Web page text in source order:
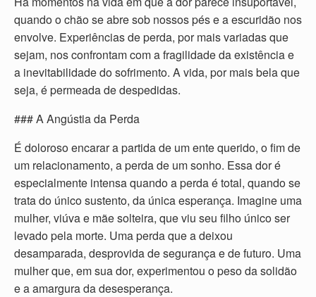
quando o chão se abre sob nossos pés e a escuridão nos
envolve. Experiências de perda, por mais variadas que
sejam, nos confrontam com a fragilidade da existência e
a inevitabilidade do sofrimento. A vida, por mais bela que
seja, é permeada de despedidas.
### A Angústia da Perda
É doloroso encarar a partida de um ente querido, o fim de
um relacionamento, a perda de um sonho. Essa dor é
especialmente intensa quando a perda é total, quando se
trata do único sustento, da única esperança. Imagine uma
mulher, viúva e mãe solteira, que viu seu filho único ser
levado pela morte. Uma perda que a deixou
desamparada, desprovida de segurança e de futuro. Uma
mulher que, em sua dor, experimentou o peso da solidão
e a amargura da desesperança.